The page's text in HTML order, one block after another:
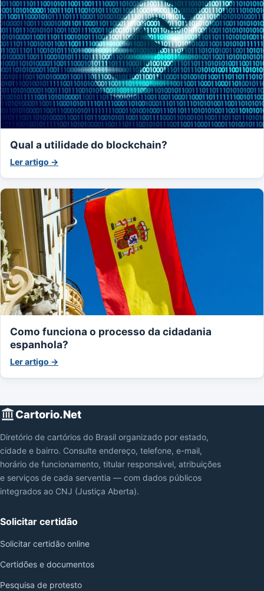
Qual a utilidade do blockchain?
Ler artigo →
Como funciona o processo da cidadania
espanhola?
Ler artigo →
Cartorio.Net
Diretório de cartórios do Brasil organizado por estado,
cidade e bairro. Consulte endereço, telefone, e-mail,
horário de funcionamento, titular responsável, atribuições
e serviços de cada serventia — com dados públicos
integrados ao CNJ (Justiça Aberta).
Solicitar certidão
Solicitar certidão online
Certidões e documentos
Pesquisa de protesto